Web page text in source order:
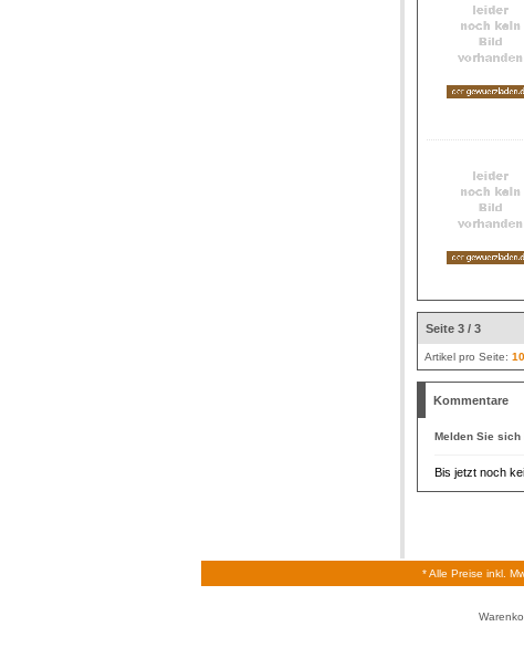
Seite 3 / 3
Artikel pro Seite: 10
Kommentare
Melden Sie sich
Bis jetzt noch
* Alle Preise inkl.